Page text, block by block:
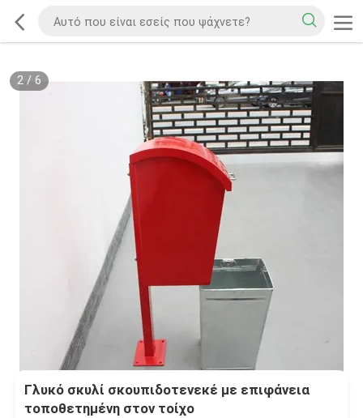
2/ 6
Γλυκό σκυλί σκουπιδοτενεκέ με επιφάνεια
τοποθετημένη στον τοίχο